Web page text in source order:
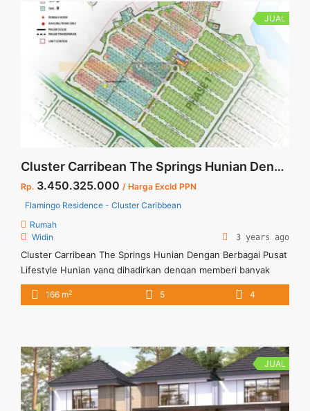
href="https://vasapro.com/property/rumah-gardenia-type-l8-
di-paramount-petals-2/" aria-label="Read more about Rumah
Gardenia type L8 dI Paramount Petals">Read more</a>
JUAL
Cluster Carribean The Springs Hunian Dengan Berbagai Pusat Lifestyle
Rp. 3.450.325.000 / Harga Excld PPN
Flamingo Residence - Cluster Caribbean
Rumah
Widin
3 years ago
Cluster Carribean The Springs Hunian Dengan Berbagai Pusat
Lifestyle Hunian yang dihadirkan dengan memberi banyak
kemudahan dan akses yang sentral untuk ke berbagai fasilitas
umum. Kawasan ini telah ramai dengan mall, rumah sakit, dan
166 m2 5 4
JUAL